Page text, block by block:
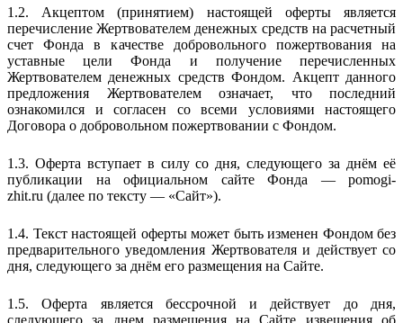
1.2. Акцептом (принятием) настоящей оферты является
перечисление Жертвователем денежных средств на расчетный
счет Фонда в качестве добровольного пожертвования на
уставные цели Фонда и получение перечисленных
Жертвователем денежных средств Фондом. Акцепт данного
предложения Жертвователем означает, что последний
ознакомился и согласен со всеми условиями настоящего
Договора о добровольном пожертвовании с Фондом.
1.3. Оферта вступает в силу со дня, следующего за днём её
публикации на официальном сайте Фонда — pomogi-
zhit.ru (далее по тексту — «Сайт»).
1.4. Текст настоящей оферты может быть изменен Фондом без
предварительного уведомления Жертвователя и действует со
дня, следующего за днём его размещения на Сайте.
1.5. Оферта является бессрочной и действует до дня,
следующего за днем размещения на Сайте извещения об